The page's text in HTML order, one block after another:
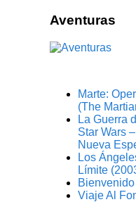
Aventuras
Marte:
(The
La Guerra
Star Wars
Nueva
Los
Límite
Viaje Al